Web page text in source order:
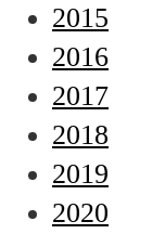
2015
2016
2017
2018
2019
2020